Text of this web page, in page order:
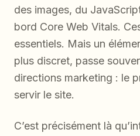
des images, du
bord Core Web Vitals.
essentiels. Mais un
plus discret, passe
directions marketing : le
servir le site.
C’est précisément là